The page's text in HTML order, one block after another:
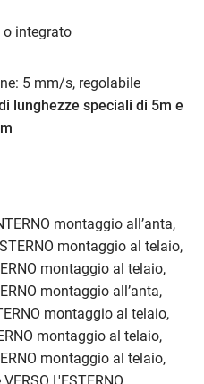
o integrato
5 mm/s, regolabile
lunghezze speciali di 5m e
montaggio all’anta,
montaggio al telaio,
montaggio al telaio,
montaggio all’anta,
montaggio al telaio,
montaggio al telaio,
montaggio al telaio,